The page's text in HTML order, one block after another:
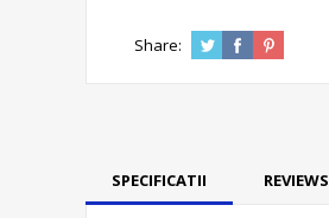
Share:
SPECIFICATII REVIEWS